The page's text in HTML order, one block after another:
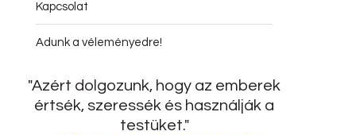
Kapcsolat
Adunk a véleményedre!
"Azért dolgozunk, hogy az emberek
értsék, szeressék és használják a
testüket."